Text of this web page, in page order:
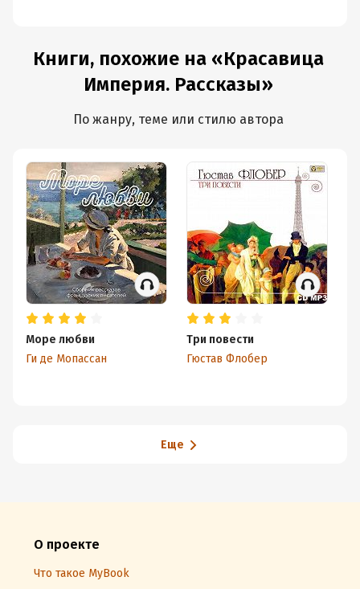
Книги, похожие на «Красавица
Империя. Рассказы»
По жанру, теме или стилю автора
Море любви
Ги де Мопассан
Три повести
Гюстав Флобер
Еще
О проекте
Что такое MyBook